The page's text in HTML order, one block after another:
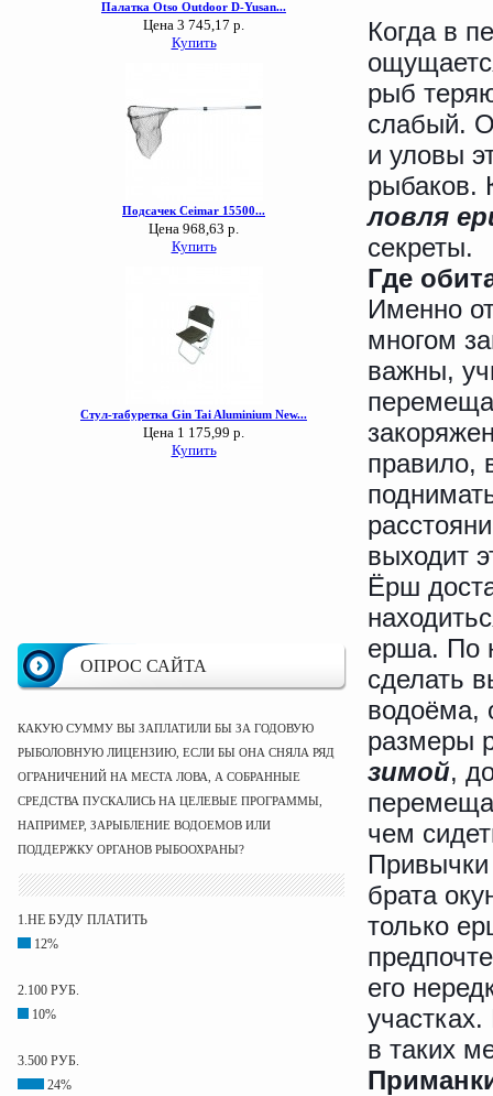
ОПРОС САЙТА
КАКУЮ СУММУ ВЫ ЗАПЛАТИЛИ БЫ ЗА ГОДОВУЮ
РЫБОЛОВНУЮ ЛИЦЕНЗИЮ, ЕСЛИ БЫ ОНА СНЯЛА РЯД
ОГРАНИЧЕНИЙ НА МЕСТА ЛОВА, А СОБРАННЫЕ
СРЕДСТВА ПУСКАЛИСЬ НА ЦЕЛЕВЫЕ ПРОГРАММЫ,
НАПРИМЕР, ЗАРЫБЛЕНИЕ ВОДОЕМОВ ИЛИ
ПОДДЕРЖКУ ОРГАНОВ РЫБООХРАНЫ?
1.НЕ БУДУ ПЛАТИТЬ
12%
2.100 РУБ.
10%
3.500 РУБ.
24%
Когда в
рыб
слабый.
и уловы
рыбаков.
ловля
секреты.
Где
Именно
многом
важны,
правило,
выходит
Ёрш
ерша. По
сделать
водоёма,
размеры
зимой,
чем
брата
только
его
в таких